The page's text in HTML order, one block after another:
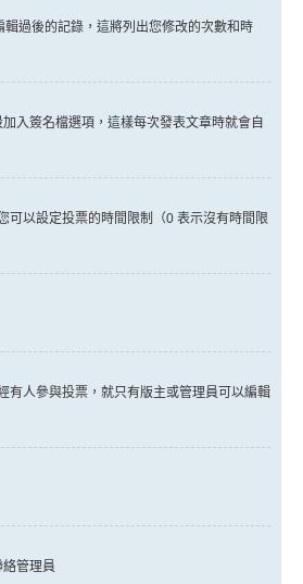
過後的記錄，這將列出您修改的次數和時
入簽名檔選項，這樣每次發表文章時就會自
可以設定投票的時間限制（0 表示沒有時間限
有人參與投票，就只有版主或管理員可以編輯
管理員